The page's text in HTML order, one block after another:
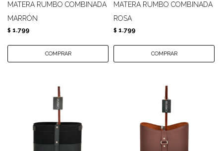
MATERA RUMBO COMBINADA
MARRÓN
$ 1.799
MATERA RUMBO COMBINADA
ROSA
$ 1.799